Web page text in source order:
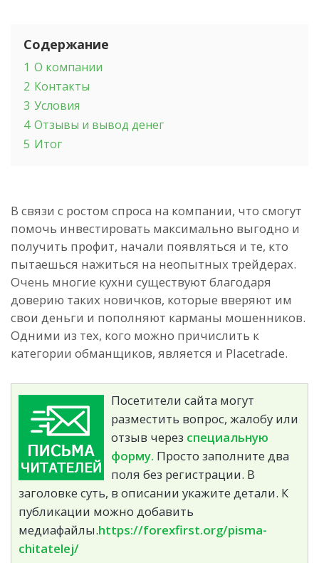
Содержание
1 О компании
2 Контакты
3 Условия
4 Отзывы и вывод денег
5 Итог
В связи с ростом спроса на компании, что смогут
помочь инвестировать максимально выгодно и
получить профит, начали появляться и те, кто
пытаешься нажиться на неопытных трейдерах.
Очень многие кухни существуют благодаря
доверию таких новичков, которые вверяют им
свои деньги и пополняют карманы мошенников.
Одними из тех, кого можно причислить к
категории обманщиков, является и Placetrade.
Посетители сайта могут
разместить вопрос, жалобу или
отзыв через специальную
форму. Просто заполните два
поля без регистрации. В
заголовке суть, в описании укажите детали. К
публикации можно добавить
медиафайлы.https://forexfirst.org/pisma-
chitatelej/